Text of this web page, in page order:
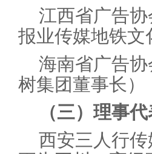
江西省广告
报业传媒地铁文
海南省广告
树集团董事长）
（三）理事
西安三人行